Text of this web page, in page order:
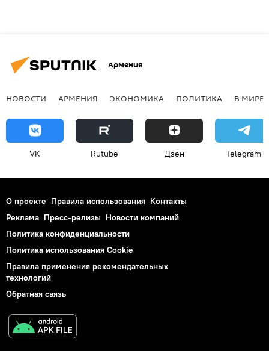
Армения
НОВОСТИ АРМЕНИЯ ЭКОНОМИКА ПОЛИТИКА В МИРЕ
VK Rutube Дзен Telegram
О проекте Правила использования Контакты
Реклама Пресс-релизы Новости компаний
Политика конфиденциальности
Политика использования Cookie
Правила применения рекомендательных
технологий
Обратная связь